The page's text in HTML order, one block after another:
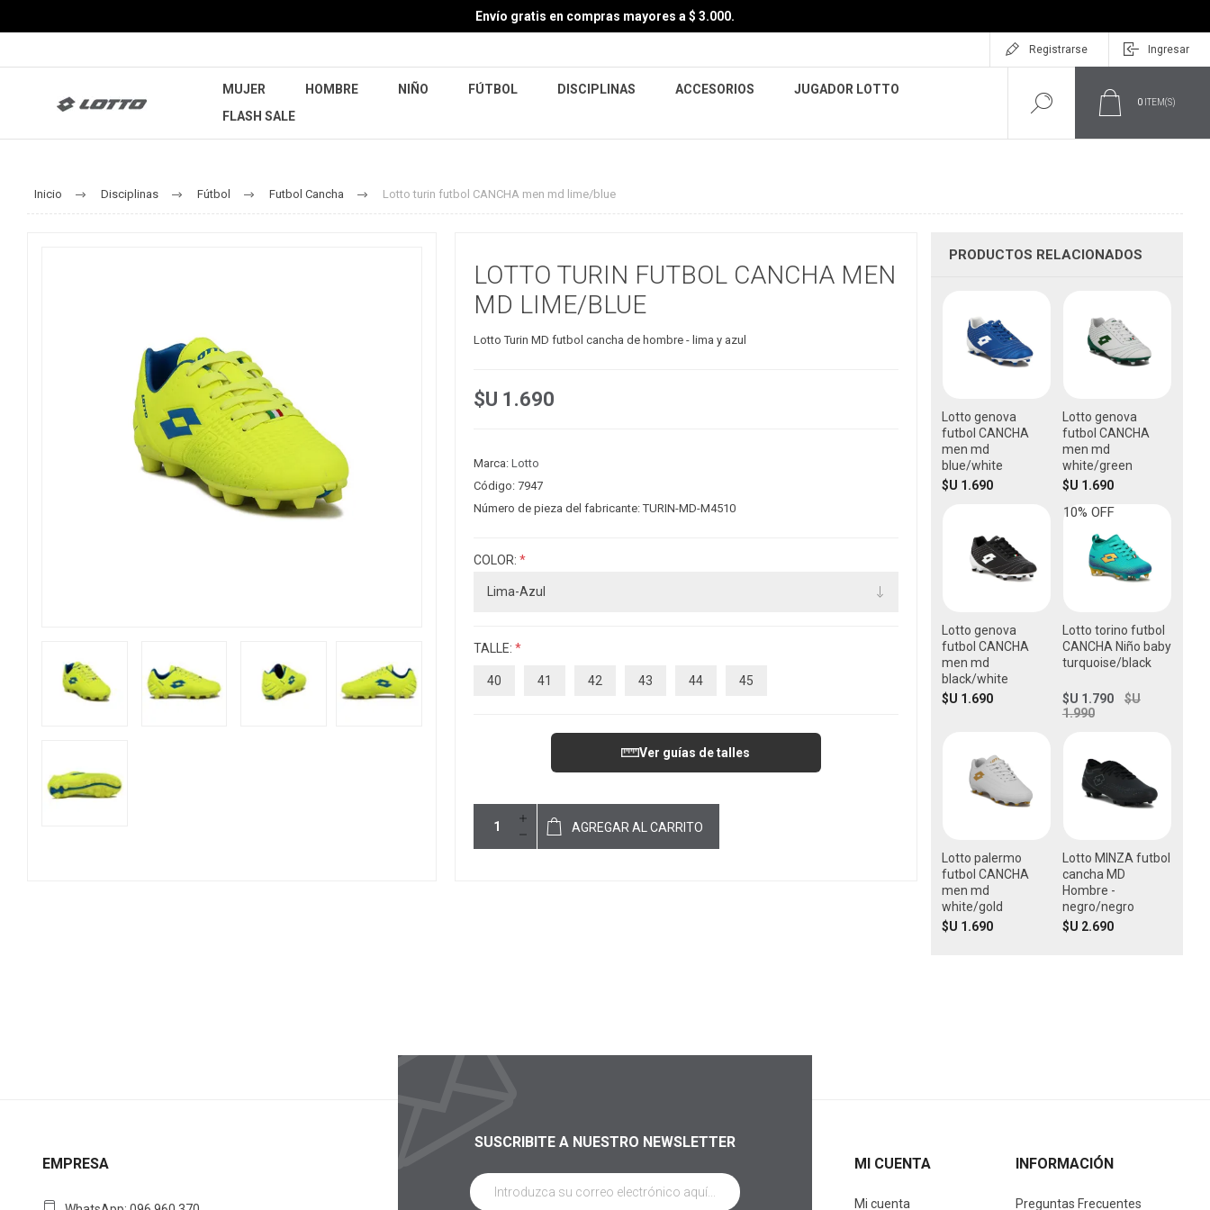
Envío gratis en compras mayores a $ 3.000.
Registrarse Ingresar
MUJER HOMBRE NIÑO FÚTBOL DISCIPLINAS ACCESORIOS
JUGADOR LOTTO
FLASH SALE
0 ITEM(S)
Inicio Disciplinas Fútbol Futbol Cancha Lotto turin futbol CANCHA men md lime/blue
LOTTO TURIN FUTBOL CANCHA MEN
MD LIME/BLUE
Lotto Turin MD futbol cancha de hombre - lima y azul
$U 1.690
Marca: Lotto
Código: 7947
Número de pieza del fabricante: TURIN-MD-M4510
COLOR: *
TALLE: *
40 41 42 43 44 45
Ver guías de talles
AGREGAR AL CARRITO
PRODUCTOS RELACIONADOS
Lotto genova
futbol CANCHA
men md
blue/white
$U 1.690
Lotto genova
futbol CANCHA
men md
white/green
$U 1.690
Lotto genova
futbol CANCHA
men md
black/white
$U 1.690
10% OFF
Lotto torino futbol
CANCHA Niño baby
turquoise/black
$U 1.790
$U
1.990
Lotto palermo
futbol CANCHA
men md
white/gold
$U 1.690
Lotto MINZA futbol
cancha MD
Hombre -
negro/negro
$U 2.690
SUSCRIBITE A NUESTRO NEWSLETTER
EMPRESA
MI CUENTA
Mi cuenta
INFORMACIÓN
Preguntas Frecuentes